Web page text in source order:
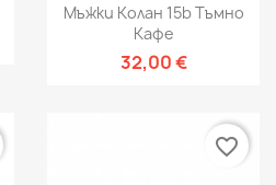
Мъжки Колан 15b Тъмно
Кафе
32,00 €
favorite_border